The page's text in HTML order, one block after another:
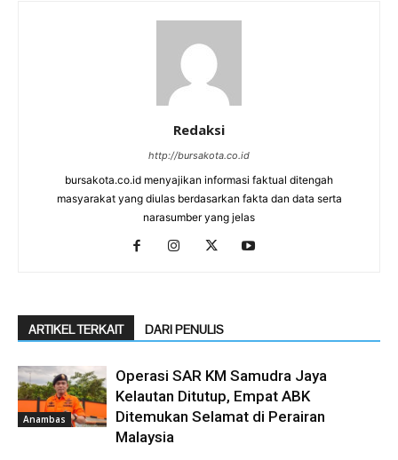
Redaksi
http://bursakota.co.id
bursakota.co.id menyajikan informasi faktual ditengah
masyarakat yang diulas berdasarkan fakta dan data serta
narasumber yang jelas
ARTIKEL TERKAIT DARI PENULIS
Anambas
Operasi SAR KM Samudra Jaya
Kelautan Ditutup, Empat ABK
Ditemukan Selamat di Perairan
Malaysia